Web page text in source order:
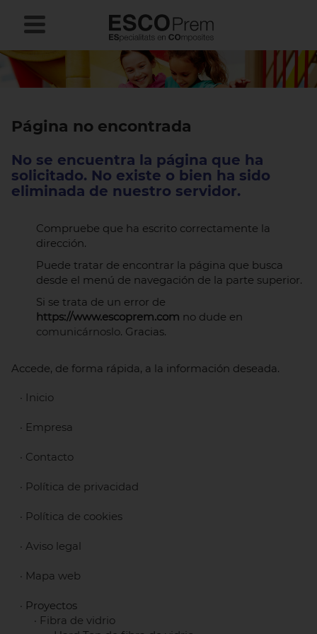
Página no encontrada
No se encuentra la página que ha
solicitado. No existe o bien ha sido
eliminada de nuestro servidor.
Compruebe que ha escrito correctamente la
dirección.
Puede tratar de encontrar la página que busca
desde el menú de navegación de la parte superior.
Si se trata de un error de
https://www.escoprem.com no dude en
comunicárnoslo. Gracias.
Accede, de forma rápida, a la información deseada.
· Inicio
· Empresa
· Contacto
· Política de privacidad
· Política de cookies
· Aviso legal
· Mapa web
· Proyectos
· Fibra de vidrio